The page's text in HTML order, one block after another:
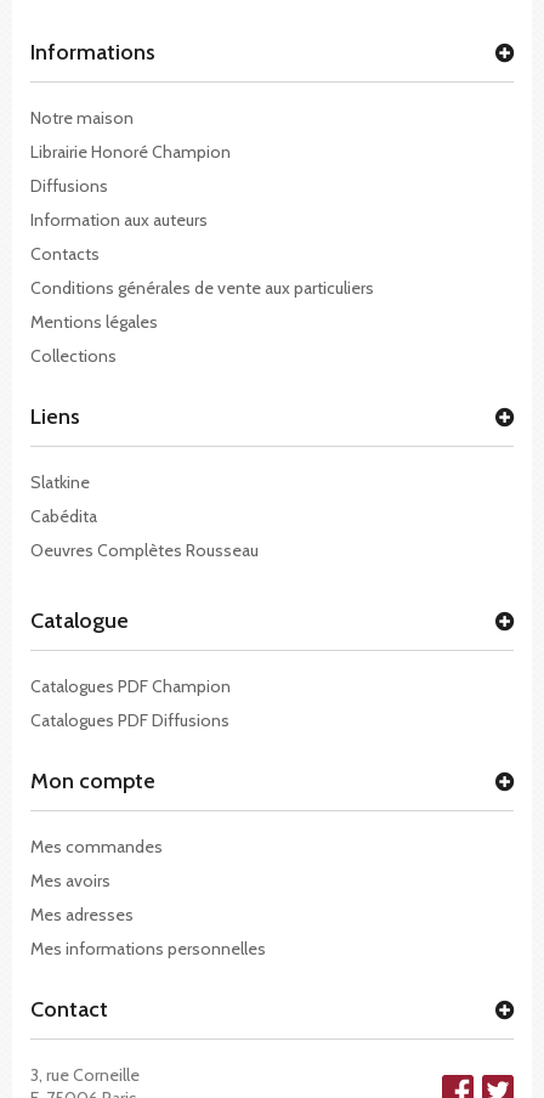
Informations
Notre maison
Librairie Honoré Champion
Diffusions
Information aux auteurs
Contacts
Conditions générales de vente aux particuliers
Mentions légales
Collections
Liens
Slatkine
Cabédita
Oeuvres Complètes Rousseau
Catalogue
Catalogues PDF Champion
Catalogues PDF Diffusions
Mon compte
Mes commandes
Mes avoirs
Mes adresses
Mes informations personnelles
Contact
3, rue Corneille